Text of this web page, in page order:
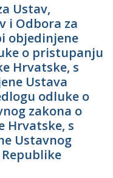
Ustav,
i Odbora za
objedinjene
o pristupanju
Hrvatske, s
Ustava
odluke o
zakona o
Hrvatske, s
Ustavnog